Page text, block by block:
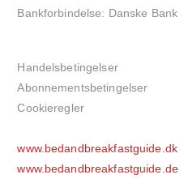
Bankforbindelse: Danske Bank
Handelsbetingelser
Abonnementsbetingelser
Cookieregler
www.bedandbreakfastguide.dk
www.bedandbreakfastguide.de